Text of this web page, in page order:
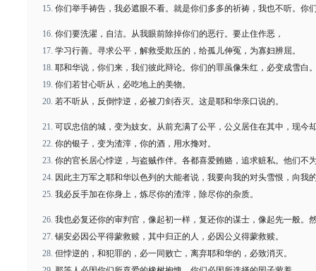
你们举手祷告，我必遮眼不看。就是你们多多的祈祷，我也不听。你
你们要洗濯，自洁。从我眼前除掉你们的恶行。要止住作恶，
学习行善。寻求公平，解救受欺压的，给孤儿伸冤，为寡妇辨屈。
耶和华说，你们来，我们彼此辩论。你们的罪虽像朱红，必变成雪白
你们若甘心听从，必吃地上的美物。
若不听从，反倒悖逆，必被刀剑吞灭。这是耶和华亲口说的。
可叹忠信的城，变为妓女。从前充满了公平，公义居住在其中，现今
你的银子，变为渣滓，你的酒，用水搀对。
你的官长居心悖逆，与盗贼作伴。各都喜爱贿赂，追求赃私。他们不
因此主万军之耶和华以色列的大能者说，我要向我的对头雪恨，向我
我必反手加在你身上，炼尽你的渣滓，除尽你的杂质。
我也必复还你的审判官，像起初一样，复还你的谋士，像起先一般。
锡安必因公平得蒙救赎，其中归正的人，必因公义得蒙救赎。
但悖逆的，和犯罪的，必一同败亡，离弃耶和华的，必致消灭。